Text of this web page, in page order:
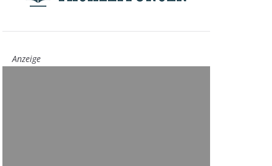
Anzeige